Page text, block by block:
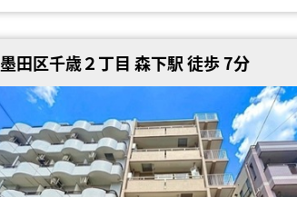
墨田区千歳２丁目 森下駅 徒歩 7分